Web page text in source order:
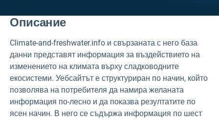
Описание
Climate-and-freshwater.info и свързаната с него база
данни представят информация за въздействието на
изменението на климата върху сладководните
екосистеми. Уебсайтът е структуриран по начин, който
позволява на потребителя да намира желаната
информация по-лесно и да показва резултатите по
ясен начин. В него се съдържа информация по шест